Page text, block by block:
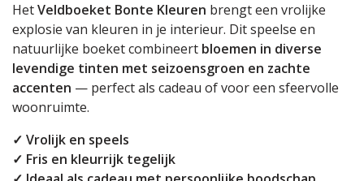
HetVeldboeket Bonte Kleuren brengt een vrolijke
explosie van kleuren in je interieur. Dit speelse en
natuurlijke boeket combineert bloemen in diverse
levendige tinten met seizoensgroen en zachte
accenten — perfect als cadeau of voor een sfeervolle
woonruimte.
✓ Vrolijk en speels
✓ Fris en kleurrijk tegelijk